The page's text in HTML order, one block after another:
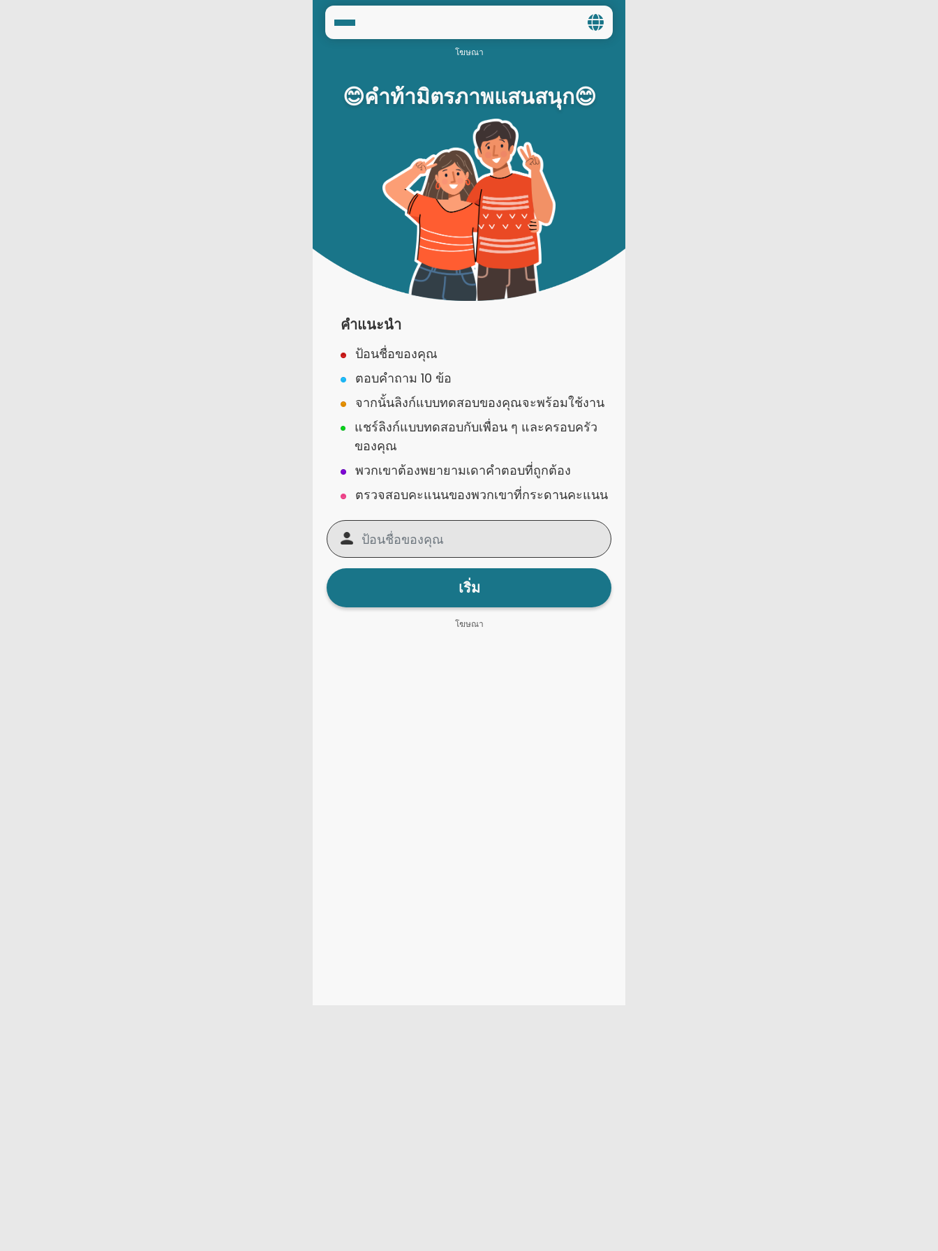
Home
Social
Privacy
FAQ's
Terms & Conditions
About us
Contact us
😊คำท้ามิตรภาพแสนสนุก😊
คำแนะนำ
ป้อนชื่อของคุณ
ตอบคำถาม 10 ข้อ
จากนั้นลิงก์แบบทดสอบของคุณจะพร้อมใช้งาน
แชร์ลิงก์แบบทดสอบกับเพื่อน ๆ และครอบครัว
ของคุณ
พวกเขาต้องพยายามเดาคำตอบที่ถูกต้อง
ตรวจสอบคะแนนของพวกเขาที่กระดานคะแนน
เริ่ม